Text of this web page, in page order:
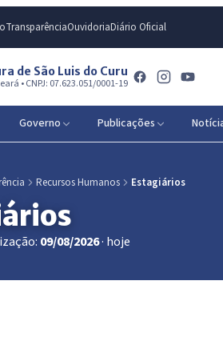
TransparênciaOuvidoriaDiário Oficial
de São Luis do Curu
• CNPJ: 07.623.051/0001-19
Governo Publicações
Recursos Humanos Estagiários
09/08/2026· hoje